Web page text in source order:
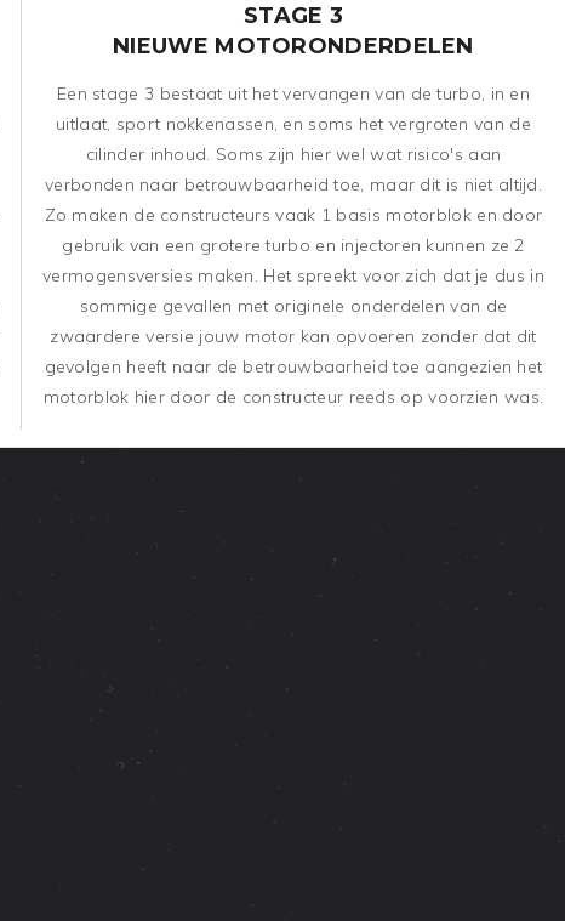
STAGE 3
NIEUWE MOTORONDERDELEN
Een stage 3 bestaat uit het vervangen van de turbo, in en
uitlaat, sport nokkenassen, en soms het vergroten van de
cilinder inhoud. Soms zijn hier wel wat risico's aan
verbonden naar betrouwbaarheid toe, maar dit is niet altijd.
Zo maken de constructeurs vaak 1 basis motorblok en door
gebruik van een grotere turbo en injectoren kunnen ze 2
vermogensversies maken. Het spreekt voor zich dat je dus in
sommige gevallen met originele onderdelen van de
zwaardere versie jouw motor kan opvoeren zonder dat dit
gevolgen heeft naar de betrouwbaarheid toe aangezien het
motorblok hier door de constructeur reeds op voorzien was.